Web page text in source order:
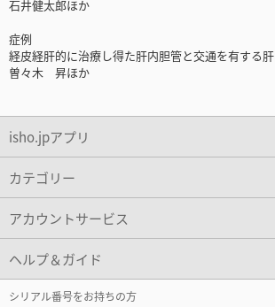
石井健太郎ほか
症例
経皮経肝的に治療し得た肝内胆管と交通を有する
曽々木 昇ほか
isho.jpアプリ
カテゴリー
アカウントサービス
ヘルプ＆ガイド
シリアル番号をお持ちの方